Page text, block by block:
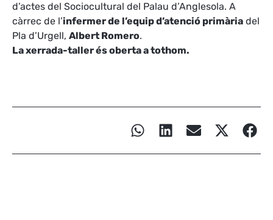
d’actes del Sociocultural del Palau d’Anglesola. A
càrrec de l’infermer de l’equip d’atenció primària del
Pla d’Urgell, Albert Romero.
La xerrada-taller és oberta a tothom.